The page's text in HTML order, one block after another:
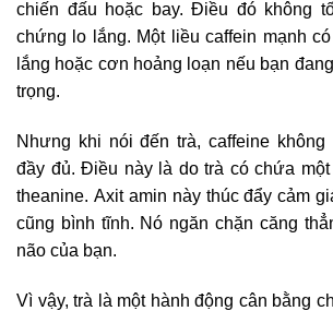
chiến đấu hoặc bay. Điều đó không
chứng lo lắng. Một liều caffein mạnh
lắng hoặc cơn hoảng loạn nếu bạn
trọng.
Nhưng khi nói đến trà, caffeine
đầy đủ. Điều này là do trà có chứa
theanine. Axit amin này thúc đẩy cảm
cũng bình tĩnh. Nó ngăn chặn căng
não của bạn.
Vì vậy, trà là một hành động cân bằng